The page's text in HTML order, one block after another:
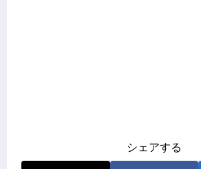
シェアする